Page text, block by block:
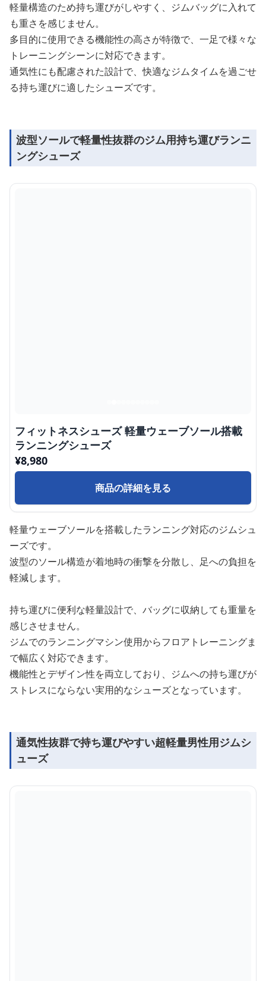
軽量構造のため持ち運びがしやすく、ジムバッグに入れて
も重さを感じません。
多目的に使用できる機能性の高さが特徴で、一足で様々な
トレーニングシーンに対応できます。
通気性にも配慮された設計で、快適なジムタイムを過ごせ
る持ち運びに適したシューズです。
波型ソールで軽量性抜群のジム用持ち運びランニ
ングシューズ
フィットネスシューズ 軽量ウェーブソール搭載
ランニングシューズ
¥8,980
商品の詳細を見る
軽量ウェーブソールを搭載したランニング対応のジムシュ
ーズです。
波型のソール構造が着地時の衝撃を分散し、足への負担を
軽減します。
持ち運びに便利な軽量設計で、バッグに収納しても重量を
感じさせません。
ジムでのランニングマシン使用からフロアトレーニングま
で幅広く対応できます。
機能性とデザイン性を両立しており、ジムへの持ち運びが
ストレスにならない実用的なシューズとなっています。
通気性抜群で持ち運びやすい超軽量男性用ジムシ
ューズ